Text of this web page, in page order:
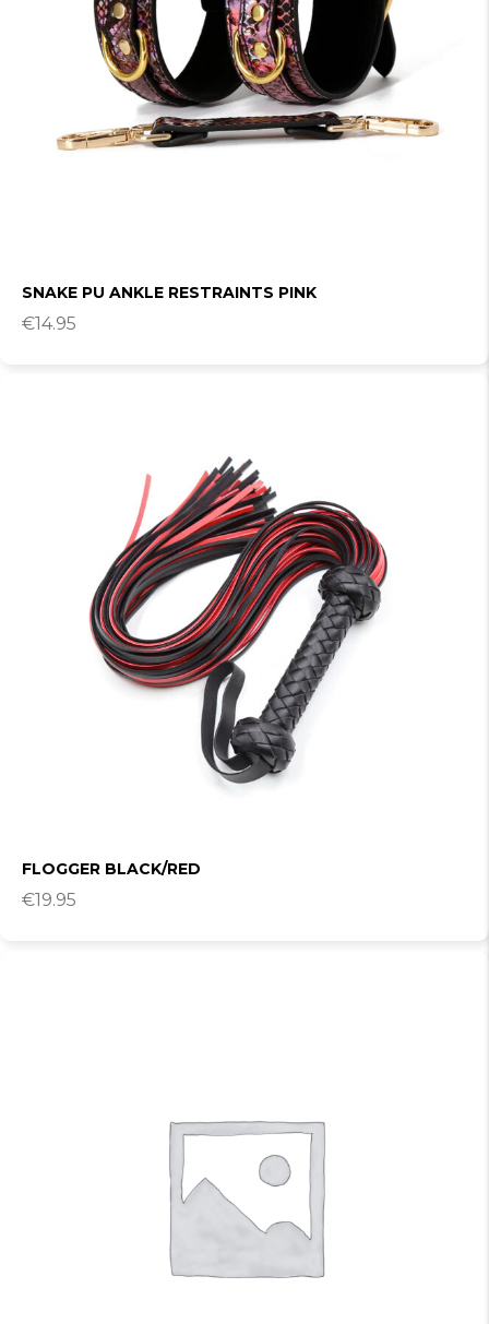
SNAKE PU ANKLE RESTRAINTS PINK
€14.95
FLOGGER BLACK/RED
€19.95